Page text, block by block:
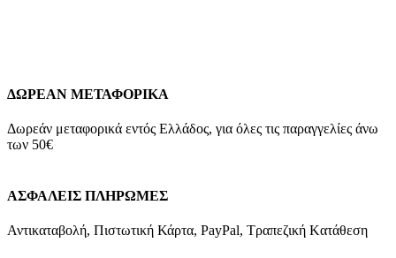
ΔΩΡΕΑΝ ΜΕΤΑΦΟΡΙΚΑ
Δωρεάν μεταφορικά εντός Ελλάδος, για όλες τις παραγγελίες άνω
των 50€
ΑΣΦΑΛΕΙΣ ΠΛΗΡΩΜΕΣ
Αντικαταβολή, Πιστωτική Κάρτα, PayPal, Τραπεζική Kατάθεση